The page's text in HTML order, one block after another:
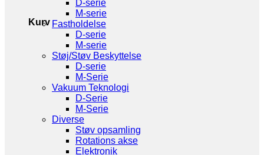
Kurv
D-serie
M-serie
Fastholdelse
D-serie
M-serie
Støj/Støv Beskyttelse
D-serie
M-Serie
Vakuum Teknologi
D-Serie
M-Serie
Diverse
Støv opsamling
Rotations akse
Elektronik